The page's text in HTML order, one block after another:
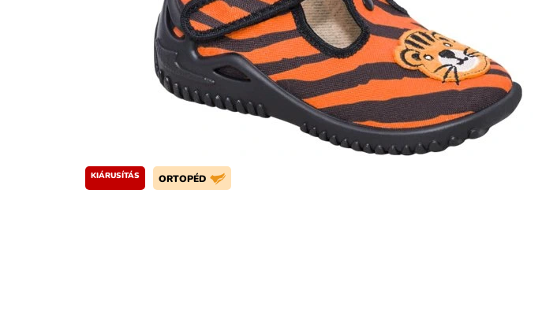
KIÁRUSÍTÁS ORTOPÉD